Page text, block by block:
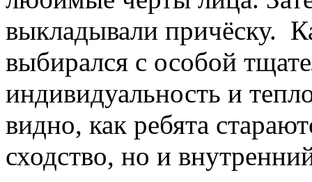
выкладывали причёску.
выбирался с особой
индивидуальность и
видно, как ребята
сходство, но и